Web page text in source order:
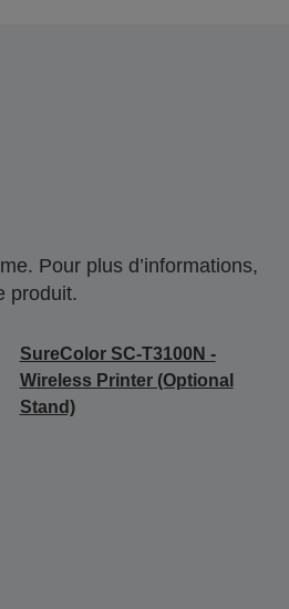
Pour plus d’informations,
produit.
SureColor SC-T3100N -
Wireless Printer (Optional
Stand)